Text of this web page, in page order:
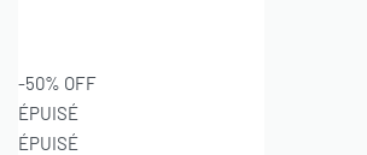
-50% OFF
ÉPUISÉ
ÉPUISÉ